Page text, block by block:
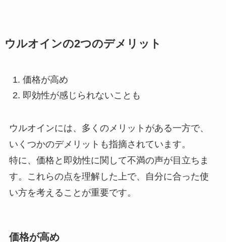
ウルオインの2つのデメリット
価格が高め
即効性が感じられないことも
ウルオインには、多くのメリットがある一方で、
いくつかのデメリットも指摘されています。
特に、価格と即効性に関して不満の声が目立ちま
す。これらの点を理解した上で、自分に合った使
い方を考えることが重要です。
価格が高め